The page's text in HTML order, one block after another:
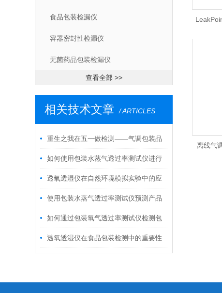
食品包装检漏仪
容器密封性检漏仪
无菌药品包装检漏仪
查看全部 >>
相关技术文章 / ARTICLES
重生之我在五一做检测——气调包装品
控方案
如何使用包装水蒸气透过率测试仪进行
包装材料的筛选？
透氧透湿仪在自然环境模拟实验中的应
用及其意义
使用包装水蒸气透过率测试仪预测产品
的保存期限
如何通过包装氧气透过率测试仪检测包
装材料的阻隔性能？
透氧透湿仪在食品包装检测中的重要性
离线气